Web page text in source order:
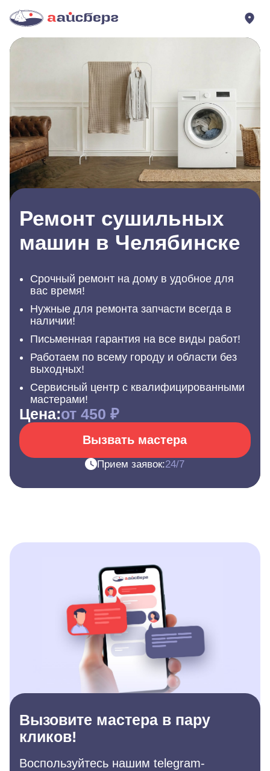
Ремонт сушильных
машин в Челябинске
Срочный ремонт на дому в удобное для
вас время!
Нужные для ремонта запчасти всегда в
наличии!
Письменная гарантия на все виды работ!
Работаем по всему городу и области без
выходных!
Сервисный центр с квалифицированными
мастерами!
Цена:от 450 ₽
Вызвать мастера
Прием заявок:24/7
Вызовите мастера в пару
кликов!
Воспользуйтесь нашим telegram-